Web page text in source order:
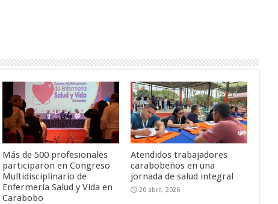
Más de 500 profesionales
participaron en Congreso
Multidisciplinario de
Enfermería Salud y Vida en
Carabobo
Atendidos trabajadores
carabobeños en una
jornada de salud integral
20 abril, 2026